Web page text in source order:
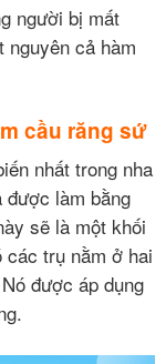
người bị mất
nguyên cả hàm
cầu răng sứ
nhất trong nha
được làm bằng
sẽ là một khối
các trụ nằm ở hai
được áp dụng